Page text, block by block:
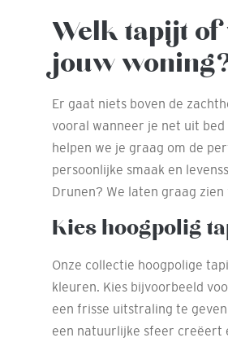
Welk tapijt
jouw
Er gaat niets boven de
vooral wanneer je net uit
helpen we je graag om de
persoonlijke smaak en
Drunen? We laten graag
Kies hoogpolig
Onze collectie hoogpolige
kleuren. Kies bijvoorbeeld
een frisse uitstraling te
een natuurlijke sfeer creëert